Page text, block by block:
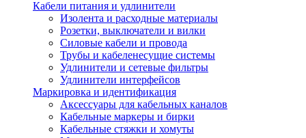
Кабели питания и удлинители
Изолента и расходные материалы
Розетки, выключатели и вилки
Силовые кабели и провода
Трубы и кабеленесущие системы
Удлинители и сетевые фильтры
Удлинители интерфейсов
Маркировка и идентификация
Аксессуары для кабельных каналов
Кабельные маркеры и бирки
Кабельные стяжки и хомуты